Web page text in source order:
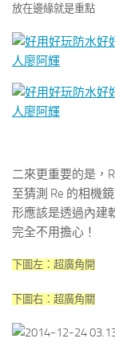
放在邊緣就是重點
二來更重要的是，
至猜測 Re 的相機
形應該是透過內建
完全不用擔心！
下圖左：超廣角 開
下圖右：超廣角 關